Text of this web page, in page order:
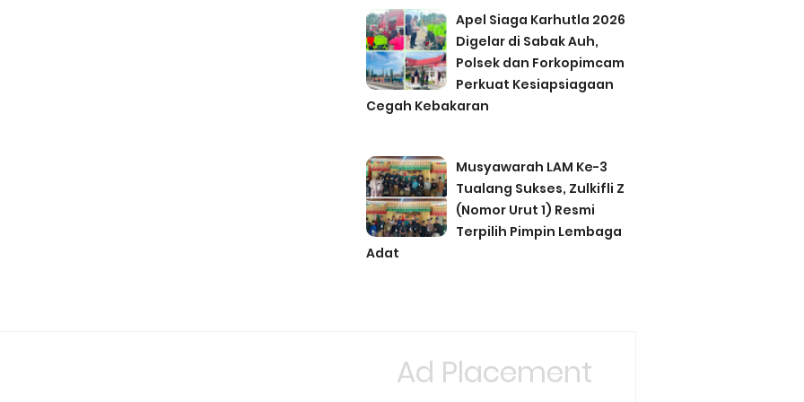
Apel Siaga Karhutla 2026
Digelar di Sabak Auh,
Polsek dan Forkopimcam
Perkuat Kesiapsiagaan
Cegah Kebakaran
Musyawarah LAM Ke-3
Tualang Sukses, Zulkifli Z
(Nomor Urut 1) Resmi
Terpilih Pimpin Lembaga
Adat
Ad Placement